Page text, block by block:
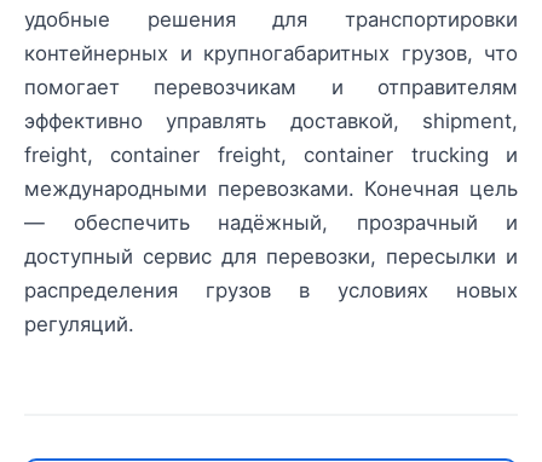
удобные решения для транспортировки
контейнерных и крупногабаритных грузов, что
помогает перевозчикам и отправителям
эффективно управлять доставкой, shipment,
freight, container freight, container trucking и
международными перевозками. Конечная цель
— обеспечить надёжный, прозрачный и
доступный сервис для перевозки, пересылки и
распределения грузов в условиях новых
регуляций.